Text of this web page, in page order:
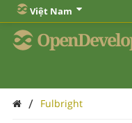
Việt Nam
/ Fulbright